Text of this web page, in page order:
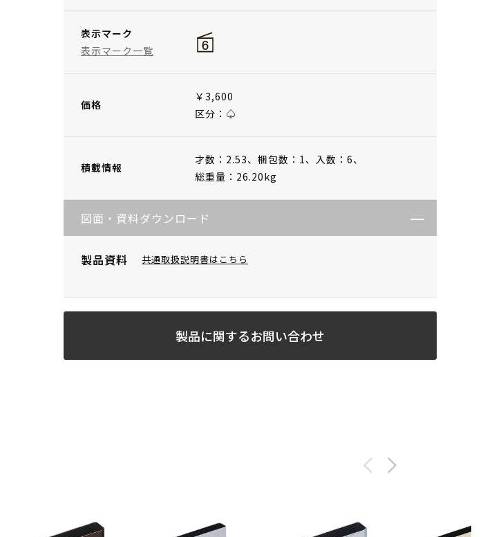
表示マーク
表示マーク一覧
価格
￥3,600
区分：♤
積載情報
才数：2.53、 梱包数：1、 入数：6、
総重量：26.20kg
図面・資料ダウンロード
製品資料 共通取扱説明書はこちら
製品に関するお問い合わせ